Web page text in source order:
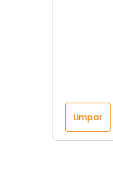
Limpar